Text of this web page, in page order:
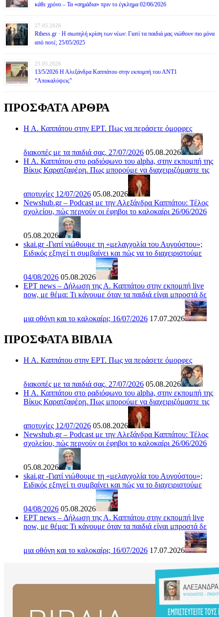
κάθε χρόνο – Τα «σημάδια» πριν το έγκλημα 02/06/2026
27.05.2026
Rthess.gr · Η σιωπηλή κρίση των νέων: Γιατί τα παιδιά μας νιώθουν πιο μόνα
από ποτέ; 25/05/2025
25.05.2026
13/5/2026 Η Αλεξάνδρα Καππάτου στην εκπομπή του ΑΝΤ1
“Αποκαλύψεις”
ΠΡΟΣΦΑΤΑ ΑΡΘΡΑ
Η Α. Καππάτου στην ΕΡΤ. Πως να περάσετε όμορφες
διακοπές με τα παιδιά σας. 27/07/2026 05.08.2026
Η Α. Καππάτου στο ραδιόφωνο του alpha, στην εκπομπή της
Βίκυς Καρατζαφέρη. Πως μπορούμε να διαχειριζόμαστε τις
αποτυχίες 12/07/2026 05.08.2026
Newshub.gr – Podcast με την Αλεξάνδρα Καππάτου: Τέλος
σχολείου, πώς περνούν οι έφηβοι το καλοκαίρι 26/06/2026
05.08.2026
skai.gr -Γιατί νιώθουμε τη «μελαγχολία του Αυγούστου»;
Ειδικός εξηγεί τι συμβαίνει και πώς να το διαχειριστούμε
04/08/2026 05.08.2026
ΕΡΤ news – Δήλωση της Α. Καππάτου στην εκπομπή live
now, με θέμα: Τι κάνουμε όταν τα παιδιά είναι μπροστά δε
μια οθόνη και το καλοκαίρι; 16/07/2026 17.07.2026
ΠΡΟΣΦΑΤΑ ΒΙΒΛΙΑ
Η Α. Καππάτου στην ΕΡΤ. Πως να περάσετε όμορφες
διακοπές με τα παιδιά σας. 27/07/2026 05.08.2026
Η Α. Καππάτου στο ραδιόφωνο του alpha, στην εκπομπή της
Βίκυς Καρατζαφέρη. Πως μπορούμε να διαχειριζόμαστε τις
αποτυχίες 12/07/2026 05.08.2026
Newshub.gr – Podcast με την Αλεξάνδρα Καππάτου: Τέλος
σχολείου, πώς περνούν οι έφηβοι το καλοκαίρι 26/06/2026
05.08.2026
skai.gr -Γιατί νιώθουμε τη «μελαγχολία του Αυγούστου»;
Ειδικός εξηγεί τι συμβαίνει και πώς να το διαχειριστούμε
04/08/2026 05.08.2026
ΕΡΤ news – Δήλωση της Α. Καππάτου στην εκπομπή live
now, με θέμα: Τι κάνουμε όταν τα παιδιά είναι μπροστά δε
μια οθόνη και το καλοκαίρι; 16/07/2026 17.07.2026